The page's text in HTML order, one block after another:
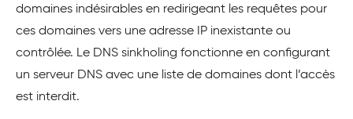
domaines indésirables en redirigeant les requêtes pour
ces domaines vers une adresse IP inexistante ou
contrôlée. Le DNS sinkholing fonctionne en configurant
un serveur DNS avec une liste de domaines dont l’accès
est interdit.